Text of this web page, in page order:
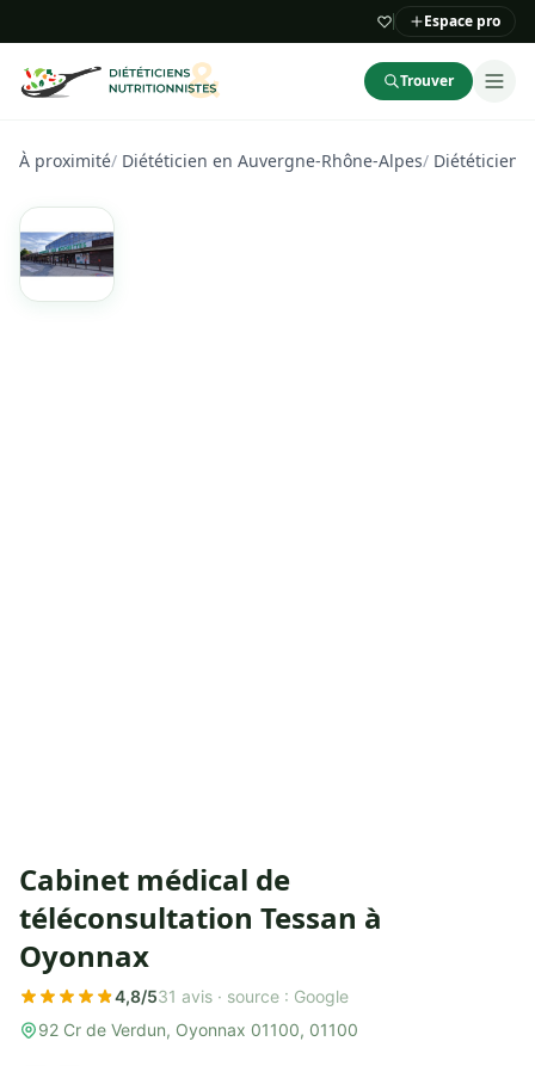
Espace pro
Trouver
À proximité/ Diététicien en Auvergne-Rhône-Alpes/ Diététicien
Cabinet médical de
téléconsultation Tessan à
Oyonnax
4,8/531 avis · source : Google
92 Cr de Verdun, Oyonnax 01100, 01100